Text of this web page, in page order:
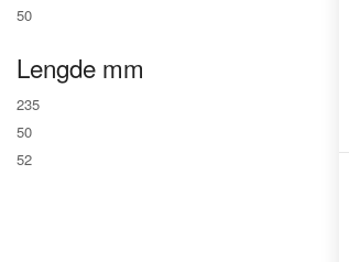
50
Lengde mm
235
50
52